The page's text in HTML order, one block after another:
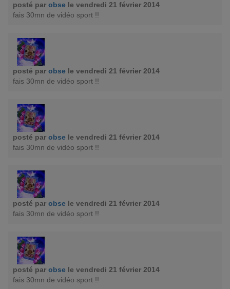
posté par obse le vendredi 21 février 2014
fais 30mn de vidéo sport !!
posté par obse le vendredi 21 février 2014
fais 30mn de vidéo sport !!
posté par obse le vendredi 21 février 2014
fais 30mn de vidéo sport !!
posté par obse le vendredi 21 février 2014
fais 30mn de vidéo sport !!
posté par obse le vendredi 21 février 2014
fais 30mn de vidéo sport !!